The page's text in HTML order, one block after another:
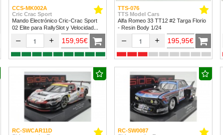
CCS-MK002A
Cric Crac Sport
Mando Electrónico Cric-Crac Sport
02 Elite para RallySlot y Velocidad
1/32 & 1/24
– + 159,95€
TTS-076
TTS Model Cars
Alfa Romeo 33 TT12 #2 Targa Florio
- Resin Body 1/24
– + 195,95€
RC-SWCAR11D
RC-SW0087